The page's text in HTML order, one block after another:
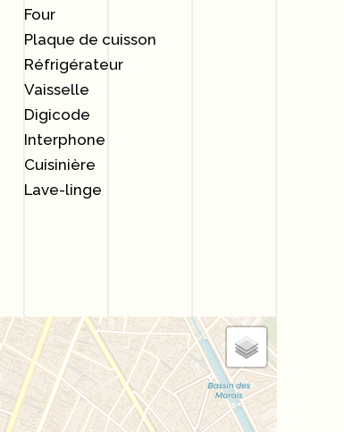
Four
Plaque de cuisson
Réfrigérateur
Vaisselle
Digicode
Interphone
Cuisinière
Lave-linge